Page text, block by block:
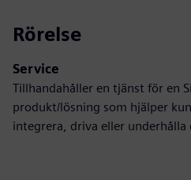
Rörelse
Service
Tillhandahåller en tjänst för en
produkt/lösning som hjälper
integrera, driva eller underhålla